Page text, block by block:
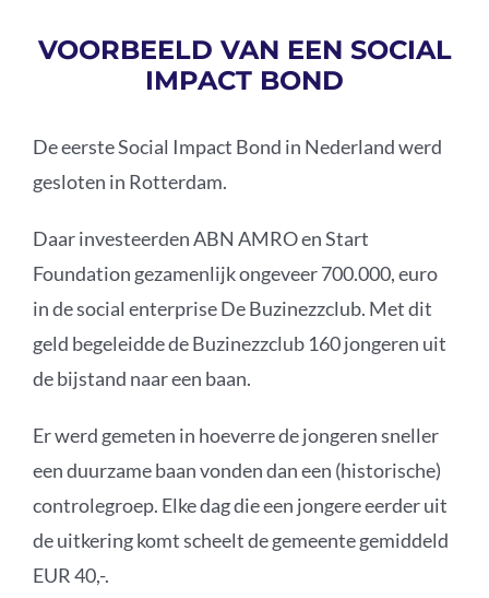
VOORBEELD VAN EEN SOCIAL
IMPACT BOND
De eerste Social Impact Bond in Nederland werd
gesloten in Rotterdam.
Daar investeerden ABN AMRO en Start
Foundation gezamenlijk ongeveer 700.000, euro
in de social enterprise De Buzinezzclub. Met dit
geld begeleidde de Buzinezzclub 160 jongeren uit
de bijstand naar een baan.
Er werd gemeten in hoeverre de jongeren sneller
een duurzame baan vonden dan een (historische)
controlegroep. Elke dag die een jongere eerder uit
de uitkering komt scheelt de gemeente gemiddeld
EUR 40,-.